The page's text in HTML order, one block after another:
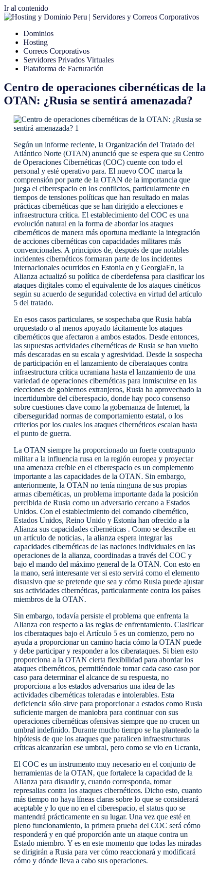
Ir al contenido
Dominios
Hosting
Correos Corporativos
Servidores Privados Virtuales
Plataforma de Facturación
Centro de operaciones cibernéticas de la
OTAN: ¿Rusia se sentirá amenazada?
Según un informe reciente, la Organización del Tratado del
Atlántico Norte (OTAN) anunció que se espera que su Centro
de Operaciones Cibernéticas (COC) cuente con todo el
personal y esté operativo para. El nuevo COC marca la
comprensión por parte de la OTAN de la importancia que
juega el ciberespacio en los conflictos, particularmente en
tiempos de tensiones políticas que han resultado en malas
prácticas cibernéticas que se han dirigido a elecciones e
infraestructura crítica. El establecimiento del COC es una
evolución natural en la forma de abordar los ataques
cibernéticos de manera más oportuna mediante la integración
de acciones cibernéticas con capacidades militares más
convencionales. A principios de, después de que notables
incidentes cibernéticos formaran parte de los incidentes
internacionales ocurridos en Estonia en y GeorgiaEn, la
Alianza actualizó su política de ciberdefensa para clasificar los
ataques digitales como el equivalente de los ataques cinéticos
según su acuerdo de seguridad colectiva en virtud del artículo
5 del tratado.
En esos casos particulares, se sospechaba que Rusia había
orquestado o al menos apoyado tácitamente los ataques
cibernéticos que afectaron a ambos estados. Desde entonces,
las supuestas actividades cibernéticas de Rusia se han vuelto
más descaradas en su escala y agresividad. Desde la sospecha
de participación en el lanzamiento de ciberataques contra
infraestructura crítica ucraniana hasta el lanzamiento de una
variedad de operaciones cibernéticas para inmiscuirse en las
elecciones de gobiernos extranjeros, Rusia ha aprovechado la
incertidumbre del ciberespacio, donde hay poco consenso
sobre cuestiones clave como la gobernanza de Internet, la
ciberseguridad normas de comportamiento estatal, o los
criterios por los cuales los ataques cibernéticos escalan hasta
el punto de guerra.
La OTAN siempre ha proporcionado un fuerte contrapunto
militar a la influencia rusa en la región europea y proyectar
una amenaza creíble en el ciberespacio es un complemento
importante a las capacidades de la OTAN. Sin embargo,
anteriormente, la OTAN no tenía ninguna de sus propias
armas cibernéticas, un problema importante dada la posición
percibida de Rusia como un adversario cercano a Estados
Unidos. Con el establecimiento del comando cibernético,
Estados Unidos, Reino Unido y Estonia han ofrecido a la
Alianza sus capacidades cibernéticas . Como se describe en
un artículo de noticias., la alianza espera integrar las
capacidades cibernéticas de las naciones individuales en las
operaciones de la alianza, coordinadas a través del COC y
bajo el mando del máximo general de la OTAN. Con esto en
la mano, será interesante ver si esto servirá como el elemento
disuasivo que se pretende que sea y cómo Rusia puede ajustar
sus actividades cibernéticas, particularmente contra los países
miembros de la OTAN.
Sin embargo, todavía persiste el problema que enfrenta la
Alianza con respecto a las reglas de enfrentamiento. Clasificar
los ciberataques bajo el Artículo 5 es un comienzo, pero no
ayuda a proporcionar un camino hacia cómo la OTAN puede
y debe participar y responder a los ciberataques. Si bien esto
proporciona a la OTAN cierta flexibilidad para abordar los
ataques cibernéticos, permitiéndole tomar cada caso caso por
caso para determinar el alcance de su respuesta, no
proporciona a los estados adversarios una idea de las
actividades cibernéticas toleradas e intolerables. Esta
deficiencia sólo sirve para proporcionar a estados como Rusia
suficiente margen de maniobra para continuar con sus
operaciones cibernéticas ofensivas siempre que no crucen un
umbral indefinido. Durante mucho tiempo se ha planteado la
hipótesis de que los ataques que paralicen infraestructuras
críticas alcanzarían ese umbral, pero como se vio en Ucrania,
El COC es un instrumento muy necesario en el conjunto de
herramientas de la OTAN, que fortalece la capacidad de la
Alianza para disuadir y, cuando corresponda, tomar
represalias contra los ataques cibernéticos. Dicho esto, cuanto
más tiempo no haya líneas claras sobre lo que se considerará
aceptable y lo que no en el ciberespacio, el status quo se
mantendrá prácticamente en su lugar. Una vez que esté en
pleno funcionamiento, la primera prueba del COC será cómo
responderá y en qué proporción ante un ataque contra un
Estado miembro. Y es en este momento que todas las miradas
se dirigirán a Rusia para ver cómo reaccionará y modificará
cómo y dónde lleva a cabo sus operaciones.